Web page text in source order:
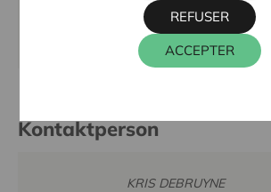
mol.welzijn@wzcmolenhof.be
http://www.korian.be
Kontaktperson
KRIS DEBRUYNE
ACCEPTER
REFUSER